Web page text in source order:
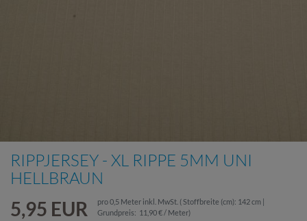
RIPPJERSEY - XL RIPPE 5MM UNI
HELLBRAUN
5,95 EUR pro0,5 Meter inkl. MwSt. ( Stoffbreite (cm): 142 cm |
Grundpreis: 11,90 € / Meter)